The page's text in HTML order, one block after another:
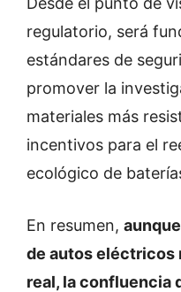
regulatorio, será
estándares de
promover la
materiales más
incentivos para el
ecológico de
En resumen,
de autos eléctricos
real, la confluencia